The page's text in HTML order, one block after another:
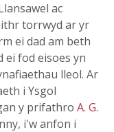
ac
torrwyd ar yr
ei dad am beth
ei fod eisoes yn
lleol. Ar
i Ysgol
y prifathro A. G.
i'w anfon i